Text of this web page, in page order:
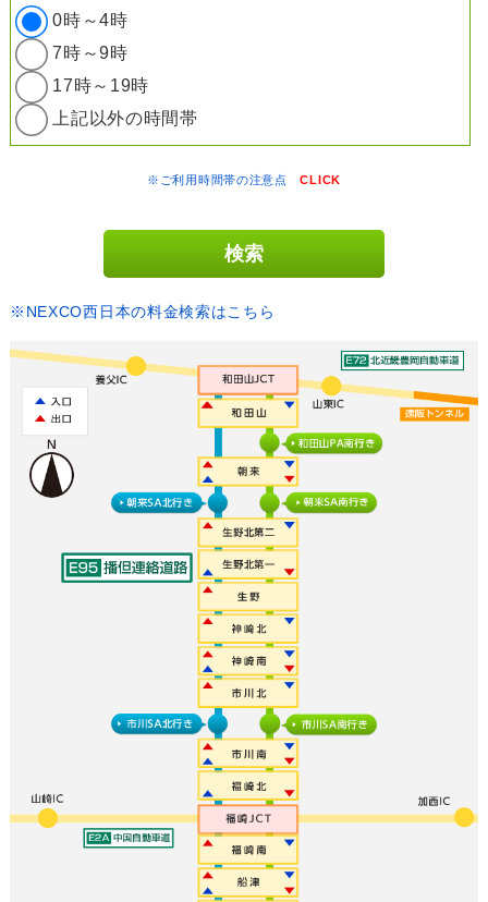
0時～4時
7時～9時
17時～19時
上記以外の時間帯
※ご利用時間帯の注意点CLICK
※NEXCO西日本の料金検索はこちら